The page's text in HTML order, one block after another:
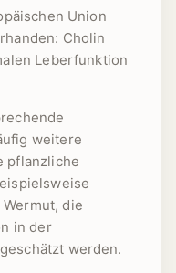
Union
Cholin
Leberfunktion
weitere
pflanzliche
die
in der
werden.